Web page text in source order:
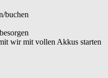
buchen
wir mit vollen Akkus starten